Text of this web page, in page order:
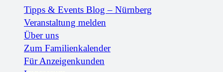
Tipps & Events Blog – Nürnberg
Veranstaltung melden
Über uns
Zum Familienkalender
Für Anzeigenkunden